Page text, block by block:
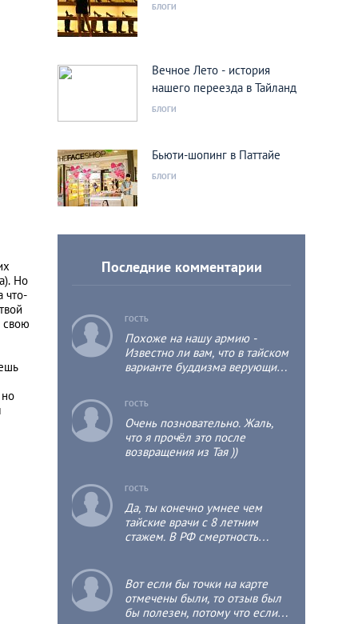
Но
что-
свою
БЛОГИ
Вечное Лето - история
нашего переезда в Тайланд
БЛОГИ
Бьюти-шопинг в Паттайе
БЛОГИ
Последние комментарии
c ГОСТЬ
Похоже на нашу армию -
Известно ли вам, что в тайском
варианте буддизма верующий
монахом, пусть даже не
продолжительное время, т.к.
это положительно отразится на
его собственной судьбе и
c ГОСТЬ
Очень позновательно. Жаль,
что я прочёл это после
возвращения из Тая ))
c ГОСТЬ
Да, ты конечно умнее чем
тайские врачи с 8 летним
стажем. В РФ смертность
c
Вот если бы точки на карте
отмечены были, то отзыв был
бы полезен, потому что если